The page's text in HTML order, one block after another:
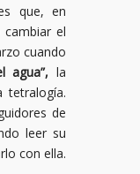
que, en
el
cuando
agua”, la
tetralogía.
de
leer su
con ella.